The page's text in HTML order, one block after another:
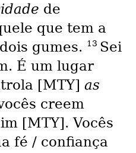
de
que tem a
gumes. 13 Sei
É um lugar
[MTY] as
creem
[MTY]. Vocês
fé / confiança